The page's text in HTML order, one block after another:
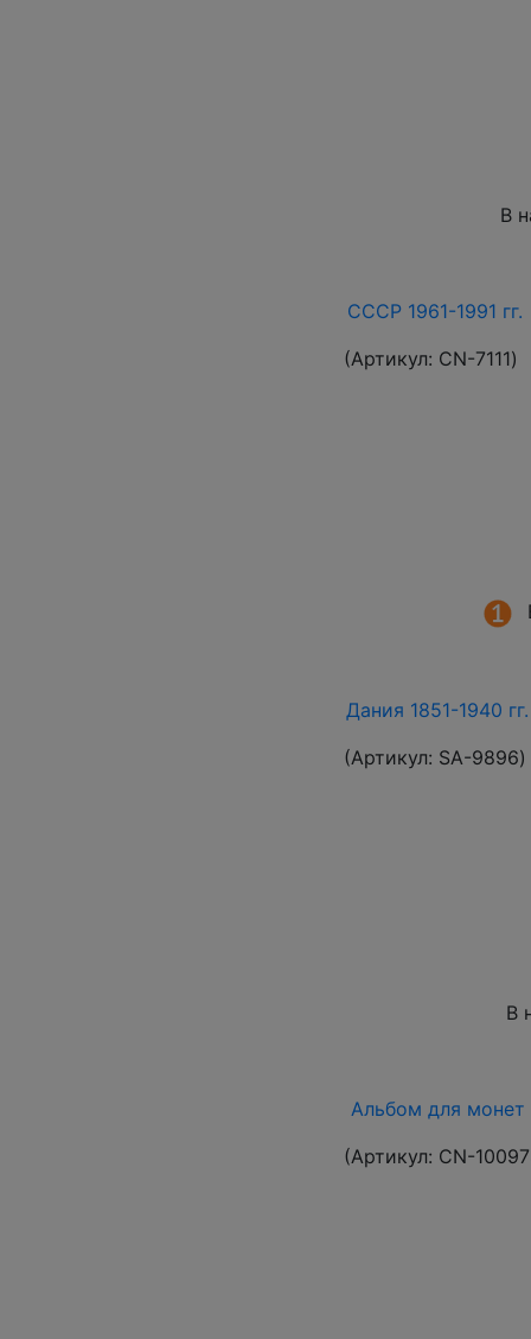
В
СССР 1961-1991
(Артикул: СN-7111)
Дания 1851-1940
(Артикул: SA-9896)
В
Альбом для монет
(Артикул: CN-